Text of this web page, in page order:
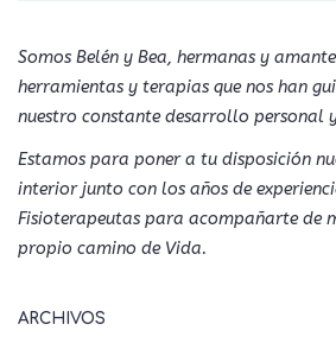
Somos Belén y Bea, hermanas y
herramientas y terapias que nos han
nuestro constante desarrollo personal
Estamos para poner a tu disposición
interior junto con los años de
Fisioterapeutas para acompañarte de
propio camino de Vida.
ARCHIVOS